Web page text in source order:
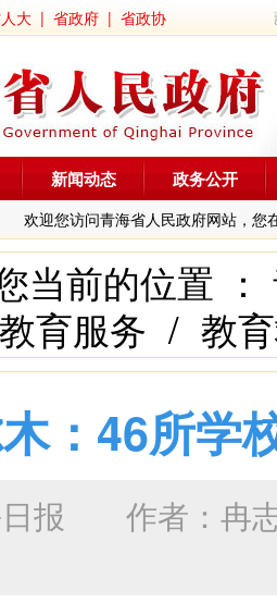
大 | 省政府 | 省政协
欢迎您访问青海省人民政府网站，您
新闻动态 政务公开
当前的位置 ：
教育服务 / 教
：46所学
日报 作者：冉